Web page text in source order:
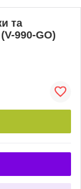
та
990-GO)